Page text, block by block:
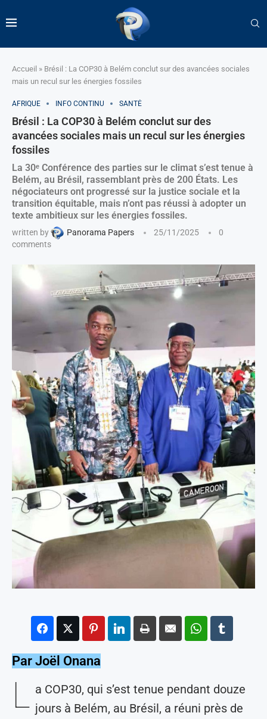
Accueil » Brésil : La COP30 à Belém conclut sur des avancées sociales
mais un recul sur les énergies fossiles
AFRIQUE INFO CONTINU SANTÉ
Brésil : La COP30 à Belém conclut sur des
avancées sociales mais un recul sur les énergies
fossiles
La 30ᵉ Conférence des parties sur le climat s’est tenue à
Belém, au Brésil, rassemblant près de 200 États. Les
négociateurs ont progressé sur la justice sociale et la
transition équitable, mais n’ont pas réussi à adopter un
texte ambitieux sur les énergies fossiles.
written by Panorama Papers 25/11/2025
0
comments
Par Joël Onana
L a COP30, qui s’est tenue pendant douze
jours à Belém, au Brésil, a réuni près de